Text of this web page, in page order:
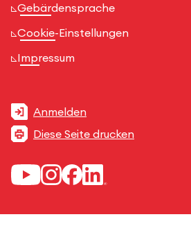
Gebärdensprache
Cookie-Einstellungen
Impressum
Anmelden
Diese Seite drucken